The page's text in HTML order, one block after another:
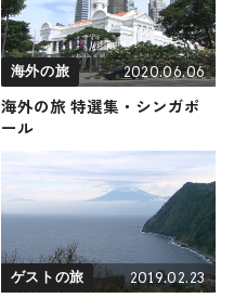
海外の旅 2020.06.06
海外の旅 特選集・シンガポ
ール
ゲストの旅 2019.02.23